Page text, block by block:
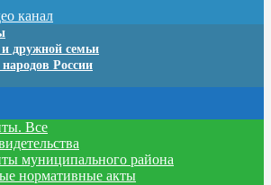
канал
дружной семьи
России
Все
муниципального района
нормативные акты